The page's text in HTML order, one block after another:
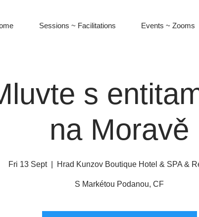
Sessions ~ Facilitations Events ~ Zooms
s
na Moravě
Fri 13 Sept
  |
Hrad Kunzov Boutique Hotel & SPA &
S Markétou Podanou, CF